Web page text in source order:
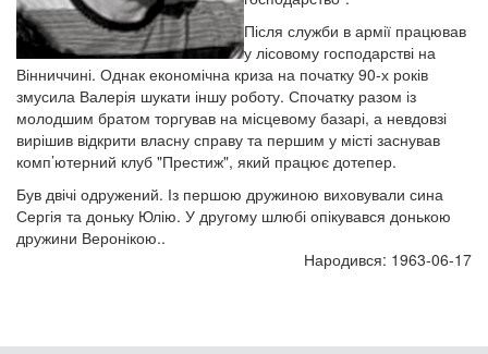
Після служби в армії працював
у лісовому господарстві на
Вінниччині. Однак економічна криза на початку 90-х років
змусила Валерія шукати іншу роботу. Спочатку разом із
молодшим братом торгував на місцевому базарі, а невдовзі
вирішив відкрити власну справу та першим у місті заснував
комп’ютерний клуб "Престиж", який працює дотепер.
Був двічі одружений. Із першою дружиною виховували сина
Сергія та доньку Юлію. У другому шлюбі опікувався донькою
дружини Веронікою..
Народився: 1963-06-17